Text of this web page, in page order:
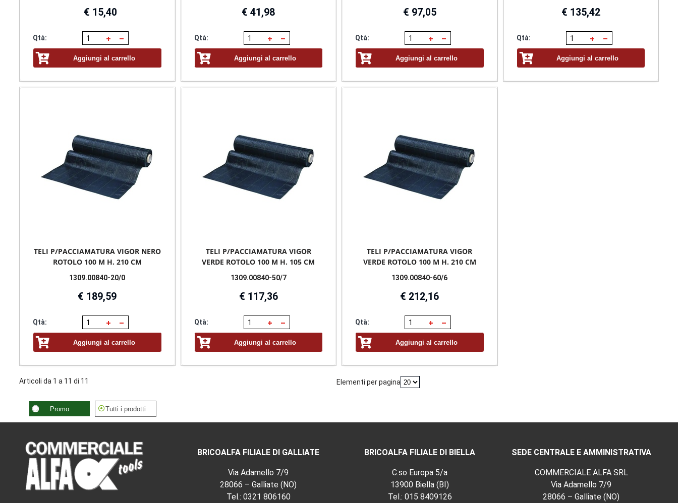
€ 15,40
Qtà:
Aggiungi al carrello
€ 41,98
Qtà:
Aggiungi al carrello
€ 97,05
Qtà:
Aggiungi al carrello
€ 135,42
Qtà:
Aggiungi al carrello
TELI P/PACCIAMATURA VIGOR NERO
ROTOLO 100 M H. 210 CM
1309.00840-20/0
€ 189,59
Qtà:
Aggiungi al carrello
TELI P/PACCIAMATURA VIGOR
VERDE ROTOLO 100 M H. 105 CM
1309.00840-50/7
€ 117,36
Qtà:
Aggiungi al carrello
TELI P/PACCIAMATURA VIGOR
VERDE ROTOLO 100 M H. 210 CM
1309.00840-60/6
€ 212,16
Qtà:
Aggiungi al carrello
Articoli da 1 a 11 di 11 Elementi per pagina
Promo Tutti i prodotti
BRICOALFA FILIALE DI GALLIATE
Via Adamello 7/9
28066 – Galliate (NO)
Tel.: 0321 806160
BRICOALFA FILIALE DI BIELLA
C.so Europa 5/a
13900 Biella (BI)
Tel.: 015 8409126
SEDE CENTRALE E AMMINISTRATIVA
COMMERCIALE ALFA SRL
Via Adamello 7/9
28066 – Galliate (NO)